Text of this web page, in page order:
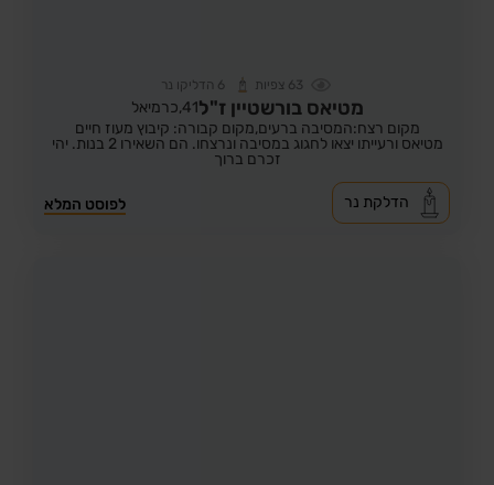
63 צפיות 6 הדליקו נר
מטיאס בורשטיין ז"ל41, כרמיאל
מקום רצח:המסיבה ברעים,מקום קבורה: קיבוץ מעוז חיים
מטיאס ורעייתו יצאו לחגוג במסיבה ונרצחו. הם השאירו 2 בנות. יהי
זכרם ברוך
לפוסט המלא הדלקת נר